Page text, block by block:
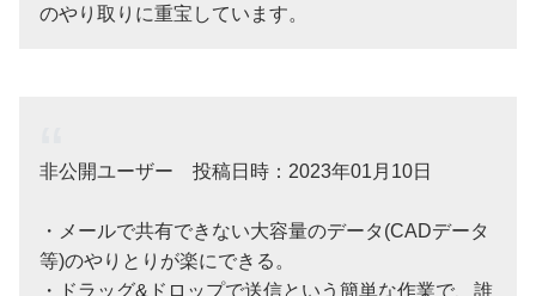
のやり取りに重宝しています。
非公開ユーザー 投稿日時：2023年01月10日
・メールで共有できない大容量のデータ(CADデータ
等)のやりとりが楽にできる。
・ドラッグ&ドロップで送信という簡単な作業で、誰